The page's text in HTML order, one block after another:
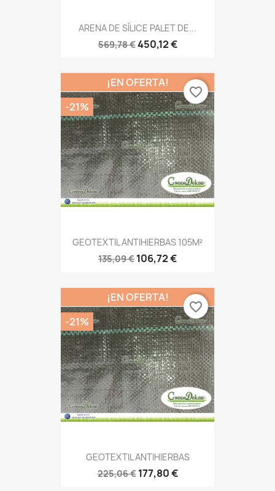
ARENA DE SÍLICE PALET DE...
569,78 €450,12 €
GEOTEXTIL ANTIHIERBAS 105M²
135,09 € 106,72 €
¡EN OFERTA!
-21%
favorite_border
GEOTEXTIL ANTIHIERBAS
225,06 € 177,80 €
¡EN OFERTA!
-21%
favorite_border